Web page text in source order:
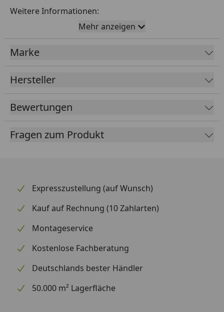
Weitere Informationen:
Material: Massivholz
Breite: ca. 250 cm
Mehr anzeigen
Marke
Hersteller
Bewertungen
Fragen zum Produkt
Expresszustellung (auf Wunsch)
Kauf auf Rechnung (10 Zahlarten)
Montageservice
Kostenlose Fachberatung
Deutschlands bester Händler
50.000 m² Lagerfläche